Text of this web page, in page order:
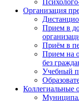
Организация
Прием в
Приём в
Прием на
без
Учебный
Коллегиальные